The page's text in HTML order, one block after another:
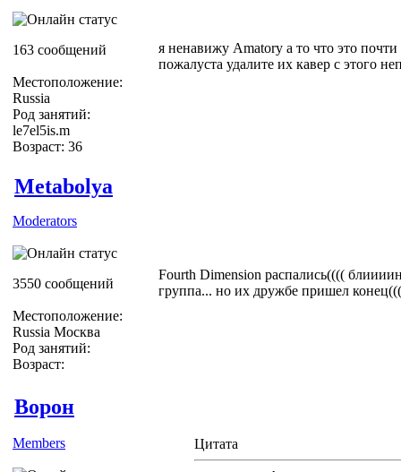
163 сообщений
Местоположение:
Russia
Род занятий:
le7el5is.m
Возраст: 36
я ненавижу Amatory а то что это
пожалуста удалите их кавер с этого
Metabolya
Moderators
3550 сообщений
Местоположение:
Russia Москва
Род занятий:
Возраст:
Fourth Dimension распались((((
группа... но их дружбе пришел
Ворон
Members Цитата